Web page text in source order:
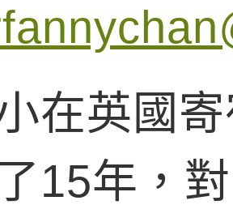
在英國
15年，